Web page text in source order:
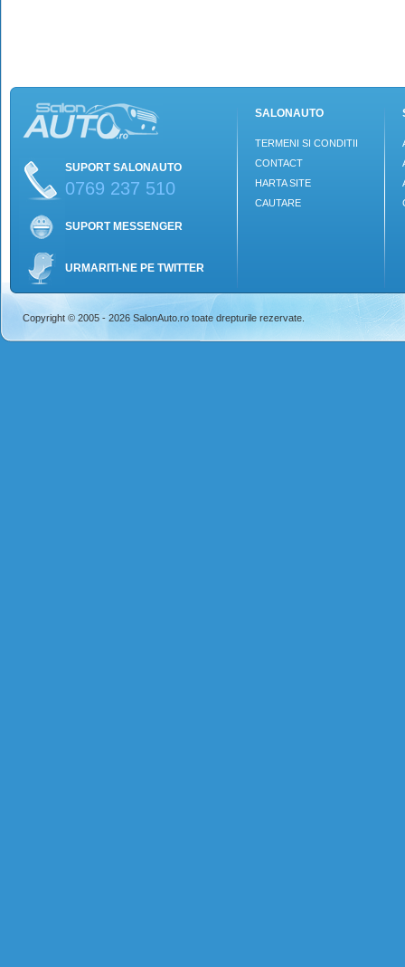
SUPORT SALONAUTO
0769 237 510
SUPORT MESSENGER
URMARITI-NE PE TWITTER
SALONAUTO
TERMENI SI CONDITII
CONTACT
HARTA SITE
CAUTARE
Copyright © 2005 - 2026 SalonAuto.ro toate drepturile rezervate.